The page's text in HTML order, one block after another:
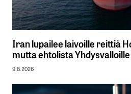
Iran lupailee laivoille reittiä
mutta ehtolista
9.8.2026